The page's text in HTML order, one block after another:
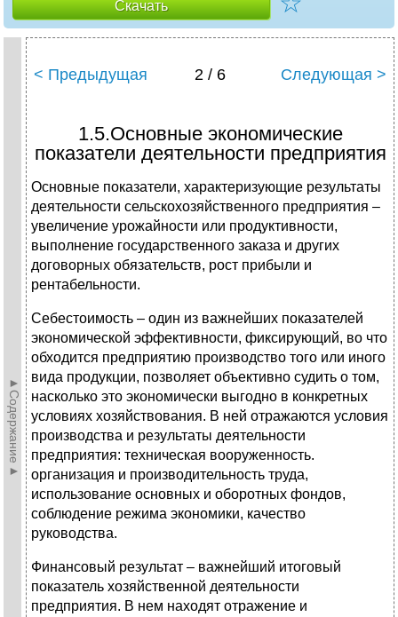
Скачать
►Содержание►
< Предыдущая 2 / 6 Следующая >
1.5.Основные экономические
показатели деятельности предприятия
Основные показатели, характеризующие результаты
деятельности сельскохозяйственного предприятия –
увеличение урожайности или продуктивности,
выполнение государственного заказа и других
договорных обязательств, рост прибыли и
рентабельности.
Себестоимость – один из важнейших показателей
экономической эффективности, фиксирующий, во что
обходится предприятию производство того или иного
вида продукции, позволяет объективно судить о том,
насколько это экономически выгодно в конкретных
условиях хозяйствования. В ней отражаются условия
производства и результаты деятельности
предприятия: техническая вооруженность.
организация и производительность труда,
использование основных и оборотных фондов,
соблюдение режима экономики, качество
руководства.
Финансовый результат – важнейший итоговый
показатель хозяйственной деятельности
предприятия. В нем находят отражение и